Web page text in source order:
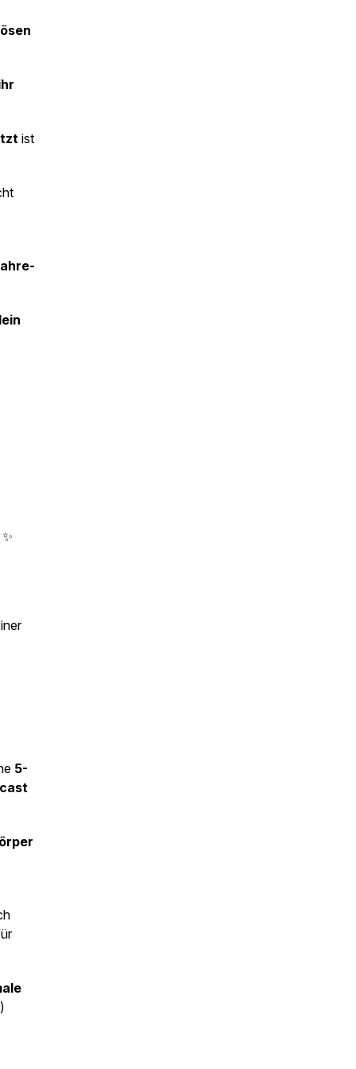
ist
✨
5-
)